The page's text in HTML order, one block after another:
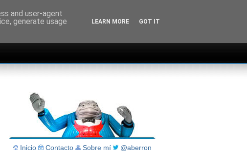
Inicio Contacto Sobre mí @aberron
and user-agent
generate usage
LEARN MORE GOT IT